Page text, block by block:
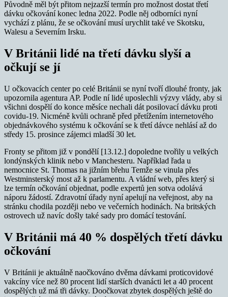
Původně měl být přitom nejzazší termín pro možnost dostat třetí
dávku očkování konec ledna 2022. Podle něj odborníci nyní
vychází z plánu, že se očkování musí urychlit také ve Skotsku,
Walesu a Severním Irsku.
V Británii lidé na třetí dávku slyší a
očkují se jí
U očkovacích center po celé Británii se nyní tvoří dlouhé fronty, jak
upozornila agentura AP. Podle ní lidé uposlechli výzvy vlády, aby si
všichni dospělí do konce měsíce nechali dát posilovací dávku proti
covidu-19. Nicméně kvůli ochraně před přetížením internetového
objednávkového systému k očkování se k třetí dávce nehlásí až do
středy 15. prosince zájemci mladší 30 let.
Fronty se přitom již v pondělí [13.12.] dopoledne tvořily u velkých
londýnských klinik nebo v Manchesteru. Například řada u
nemocnice St. Thomas na jižním břehu Temže se vinula přes
Westminsterský most až k parlamentu. A vládní web, přes který si
lze termín očkování objednat, podle expertů jen sotva odolává
náporu žádostí. Zdravotní úřady nyní apelují na veřejnost, aby na
stránku chodila později nebo ve večerních hodinách. Na britských
ostrovech už navíc došly také sady pro domácí testování.
V Británii má 40 % dospělých třetí dávku
očkování
V Británii je aktuálně naočkováno dvěma dávkami proticovidové
vakcíny více než 80 procent lidí starších dvanácti let a 40 procent
dospělých už má tři dávky. Doočkovat zbytek dospělých ještě do